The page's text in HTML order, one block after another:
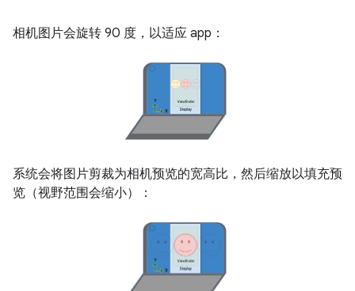
相机图片会旋转 90 度，以适应 app：
系统会将图片剪裁为相机预览的宽高比，然后缩放以填充预
览（视野范围会缩小）：